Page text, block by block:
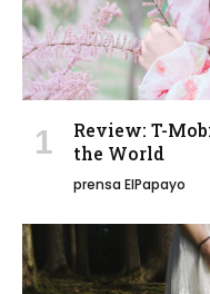
Review: T-
the World
prensa ElPapayo